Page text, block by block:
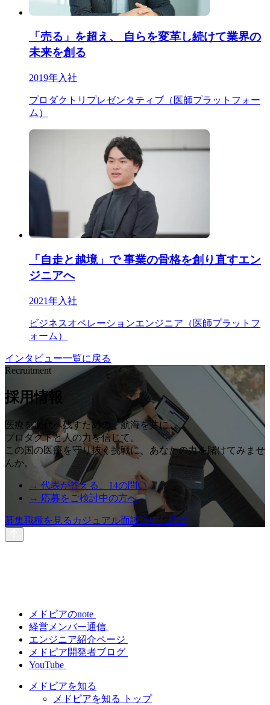
「売る」を超え、 自らを変革し続けて業界の
未来を創る
2019年入社
プロダクトリプレゼンタティブ（医師プラットフォー
ム）
「自走と越境」で 事業の骨格を創り直すエン
ジニアへ
2021年入社
ビジネスオペレーションエンジニア（医師プラットフ
ォーム）
インタビュー一覧に戻る
Recruitment
採用情報
医療を次代へ残すための、航海を共に。
プロダクトと人の力を信じて。
この国の医療を守り抜く挑戦に、あなたの力を賭けてみませ
んか。
→ 代表が答える、14の問い
→ 応募をご検討中の方へ
募集職種を見る カジュアル面談に申し込む
メドピアのnote
経営メンバー通信
エンジニア紹介ページ
メドピア開発者ブログ
YouTube
メドピアを知る
メドピアを知る トップ